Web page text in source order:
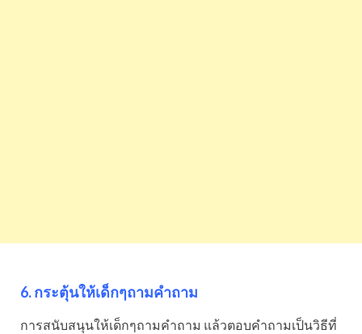
6. กระตุ้นให้เด็กๆถามคำถาม
การสนับสนุนให้เด็กๆถามคำถาม แล้วตอบคำถามเป็นวิธีที่